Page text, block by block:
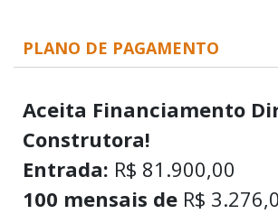
PLANO DE PAGAMENTO
Aceita Financiamento
Construtora!
Entrada: R$ 81.900,00
100 mensais de R$